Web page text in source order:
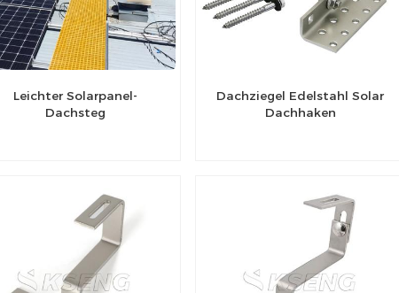
Leichter Solarpanel-
Dachsteg
Dachziegel Edelstahl Solar
Dachhaken